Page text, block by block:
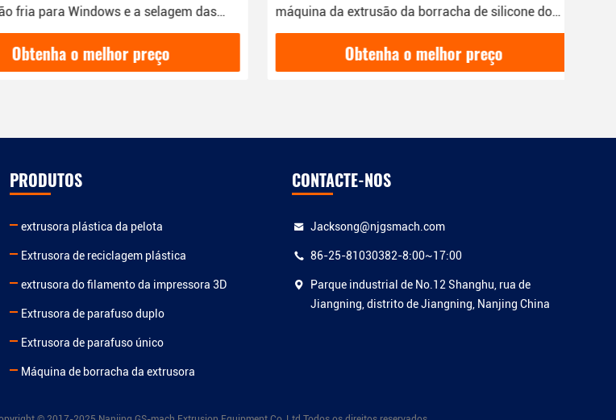
fria para Windows e a selagem das
Obtenha o melhor preço
máquina da extrusão da borracha de silicone do
CE ISO9001
Obtenha o melhor preço
PRODUTOS
extrusora plástica da pelota
Extrusora de reciclagem plástica
extrusora do filamento da impressora 3D
Extrusora de parafuso duplo
Extrusora de parafuso único
Máquina de borracha da extrusora
CONTACTE-NOS
Jacksong@njgsmach.com
86-25-81030382-8:00~17:00
Parque industrial de No.12 Shanghu, rua de
Jiangning, distrito de Jiangning, Nanjing China